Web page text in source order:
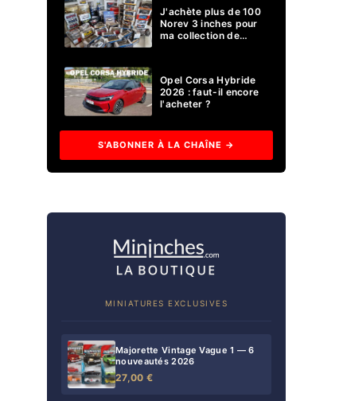
J'achète plus de 100
Norev 3 inches pour
ma collection de
Opel Corsa Hybride
2026 : faut-il encore
l'acheter ?
S'ABONNER À LA CHAÎNE →
MINIATURES EXCLUSIVES
Majorette Vintage Vague 1 — 6
nouveautés 2026
27,00 €